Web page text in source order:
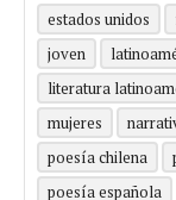
estados unidos
joven
literatura
mujeres
poesía chilena
poesía española